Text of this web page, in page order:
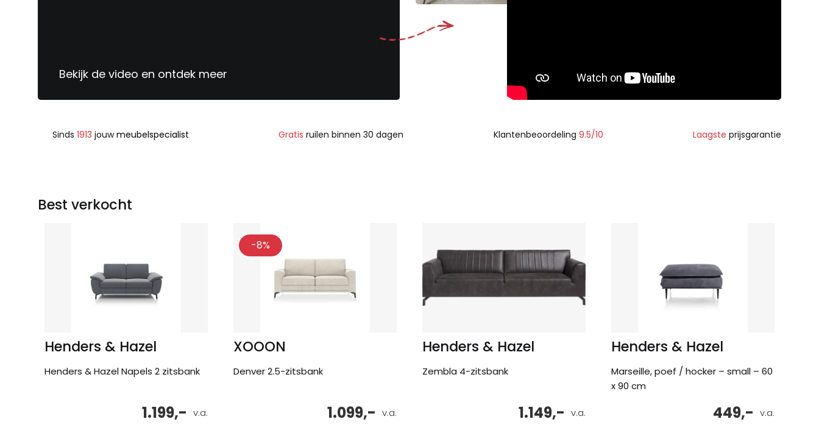
Bekijk de video en ontdek meer
Sinds 1913 jouwmeubelspecialist Gratis ruilen binnen 30 dagen Klantenbeoordeling 9.5/10 Laagste prijsgarantie
Best verkocht
Henders & Hazel
Henders & Hazel Napels 2 zitsbank
v.a.
1.199,-
-8%
XOOON
Denver 2.5-zitsbank
v.a.
1.099,-
Henders & Hazel
Zembla 4-zitsbank
v.a.
1.149,-
Henders & Hazel
Marseille, poef / hocker – small – 60
x 90 cm
v.a.
449,-